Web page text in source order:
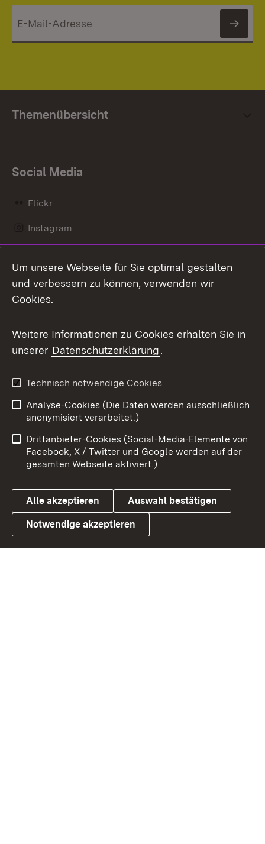
Themenübersicht
Social Media
Flickr
Instagram
Mastodon
Messenger
Social Wall
X / Twitter
Youtube
Link zum Landesportal
Benutzungshinweise
Barrierefreiheit
Datenschutz
Cookies
Um unsere Webseite für Sie optimal gestalten
und verbessern zu können, verwenden wir
Cookies.
Weitere Informationen zu Cookies erhalten Sie in
unserer Datenschutzerklärung.
Technisch notwendige Cookies
Analyse-Cookies (Die Daten werden ausschließlich
anonymisiert verarbeitet.)
Drittanbieter-Cookies (Social-Media-Elemente von
Facebook, X / Twitter und Google werden auf der
gesamten Webseite aktiviert.)
Alle akzeptieren Auswahl bestätigen
Notwendige akzeptieren